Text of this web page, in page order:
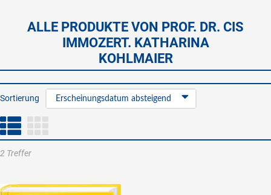
ALLE PRODUKTE VON PROF. DR. CIS
IMMOZERT. KATHARINA
KOHLMAIER
Sortierung Erscheinungsdatum absteigend
2 Treffer